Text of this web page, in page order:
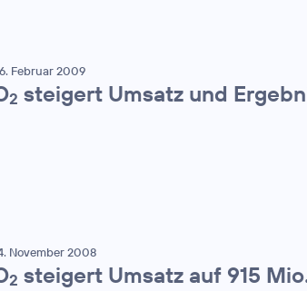
Februar 2009
2 steigert Umsatz und
November 2008
2 steigert Umsatz auf 915